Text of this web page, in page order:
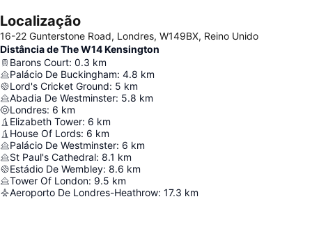
Localização
16-22 Gunterstone Road, Londres, W149BX, Reino Unido
Distância de The W14 Kensington
Barons Court: 0.3 km
Palácio De Buckingham: 4.8 km
Lord's Cricket Ground: 5 km
Abadia De Westminster: 5.8 km
Londres: 6 km
Elizabeth Tower: 6 km
House Of Lords: 6 km
Palácio De Westminster: 6 km
St Paul's Cathedral: 8.1 km
Estádio De Wembley: 8.6 km
Tower Of London: 9.5 km
Aeroporto De Londres-Heathrow: 17.3 km